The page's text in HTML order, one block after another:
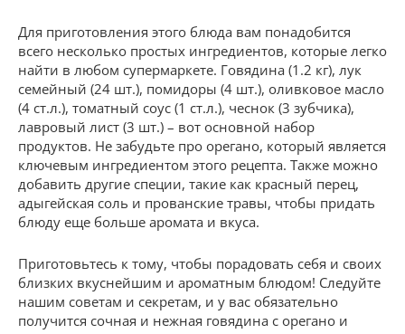
Для приготовления этого блюда вам понадобится
всего несколько простых ингредиентов, которые легко
найти в любом супермаркете. Говядина (1.2 кг), лук
семейный (24 шт.), помидоры (4 шт.), оливковое масло
(4 ст.л.), томатный соус (1 ст.л.), чеснок (3 зубчика),
лавровый лист (3 шт.) – вот основной набор
продуктов. Не забудьте про орегано, который является
ключевым ингредиентом этого рецепта. Также можно
добавить другие специи, такие как красный перец,
адыгейская соль и прованские травы, чтобы придать
блюду еще больше аромата и вкуса.
Приготовьтесь к тому, чтобы порадовать себя и своих
близких вкуснейшим и ароматным блюдом! Следуйте
нашим советам и секретам, и у вас обязательно
получится сочная и нежная говядина с орегано и